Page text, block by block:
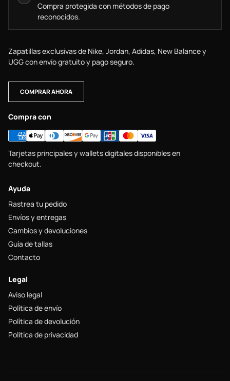
Compra protegida con métodos de pago
reconocidos.
Zapatillas exclusivas de Nike, Jordan, Adidas, New Balance y
UGG con envío gratuito y pago seguro.
COMPRAR AHORA
Compra con
Tarjetas principales y wallets digitales disponibles en
checkout.
Ayuda
Rastrea tu pedido
Envíos y entregas
Cambios y devoluciones
Guía de tallas
Contacto
Legal
Aviso legal
Política de envío
Política de devolución
Política de privacidad